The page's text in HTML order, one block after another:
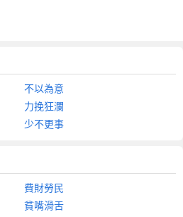
不以為意
力挽狂瀾
少不更事
費財勞民
貧嘴滑舌